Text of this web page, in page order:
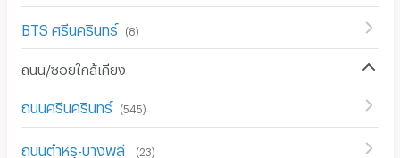
BTS ศรีนครินทร์ (8)
ถนน/ซอยใกล้เคียง
ถนนศรีนครินทร์ (545)
ถนนตำหรุ-บางพลี (23)